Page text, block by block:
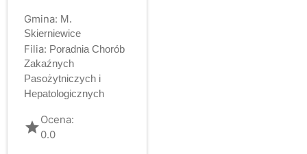
Gmina: M.
Skierniewice
Filia: Poradnia Chorób
Zakaźnych
Pasożytniczych i
Hepatologicznych
gradeOcena:
0.0